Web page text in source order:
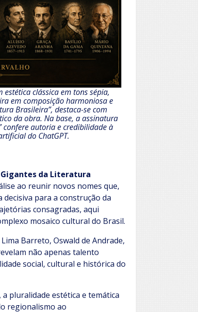
clássica em tons sépia,
em composição harmoniosa e
Brasileira”, destaca-se com
da obra. Na base, a assinatura
confere autoria e credibilidade à
do ChatGPT.
Gigantes da Literatura
ao reunir novos nomes que,
para a construção da
consagradas, aqui
mosaico cultural do Brasil.
Barreto, Oswald de Andrade,
não apenas talento
social, cultural e histórica do
a pluralidade estética e temática
regionalismo ao